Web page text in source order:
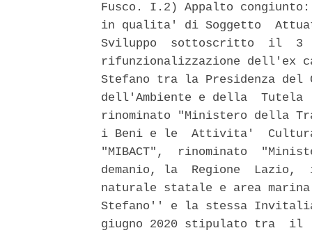
Fusco. I.2) Appalto
in qualita' di Soggetto
Sviluppo  sottoscritto  il  3
rifunzionalizzazione dell'ex
Stefano tra la Presidenza
dell'Ambiente e della
rinominato "Ministero della
i Beni e le  Attivita'
"MIBACT",  rinominato
demanio, la  Regione
naturale statale e area
Stefano'' e la stessa
giugno 2020 stipulato tra  il